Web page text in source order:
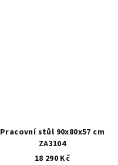
Pracovní stůl 90x80x57 cm
ZA3104
18 290 Kč